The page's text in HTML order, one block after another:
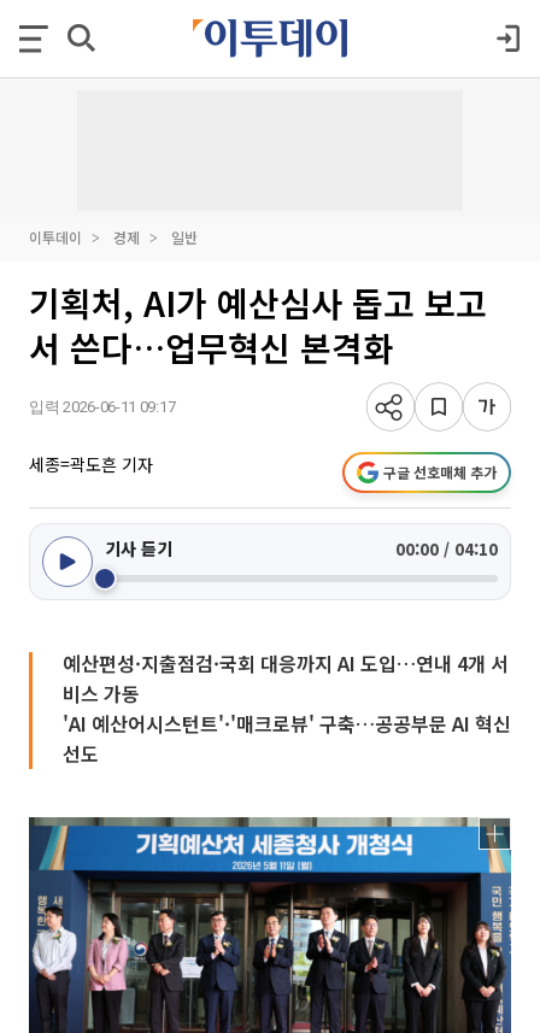
이투데이 경제 일반
기획처, AI가 예산심사 돕고 보고
서 쓴다…업무혁신 본격화
입력 2026-06-11 09:17
세종=곽도흔 기자 구글 선호매체 추가
기사 듣기 00:00 / 04:10
예산편성·지출점검·국회 대응까지 AI 도입…연내 4개 서
비스 가동
'AI 예산어시스턴트'·'매크로뷰' 구축…공공부문 AI 혁신
선도